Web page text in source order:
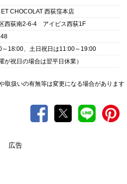
CHOCOLAT 西荻窪本店
西荻南2-6-4 アイビス西荻1F
～18:00、土日祝日は11:00～19:00
が祝日の場合は翌平日休業）
取扱いの有無等は変更になる場合があります
広告